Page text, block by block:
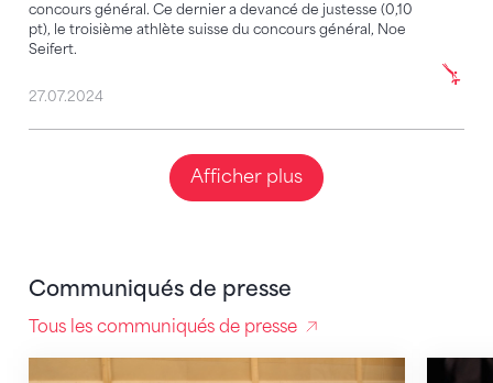
concours général. Ce dernier a devancé de justesse (0,10
pt), le troisième athlète suisse du concours général, Noe
Seifert.
27.07.2024
Afficher plus
Communiqués de presse
Tous les communiqués de presse